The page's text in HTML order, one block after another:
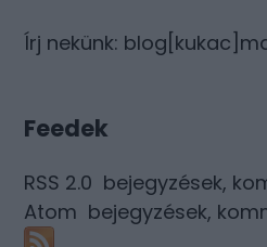
Írj nekünk:
Feedek
RSS 2.0 bejegyzések,
Atom bejegyzések,